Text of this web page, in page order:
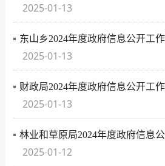
2025-01-13
东山乡2024年度政府信息公开工
2025-01-13
财政局2024年度政府信息公开工
2025-01-13
林业和草原局2024年度政府信息
2025-01-12